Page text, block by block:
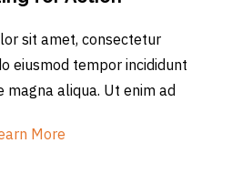
sit amet, consectetur
eiusmod tempor incididunt
aliqua. Ut enim ad
More